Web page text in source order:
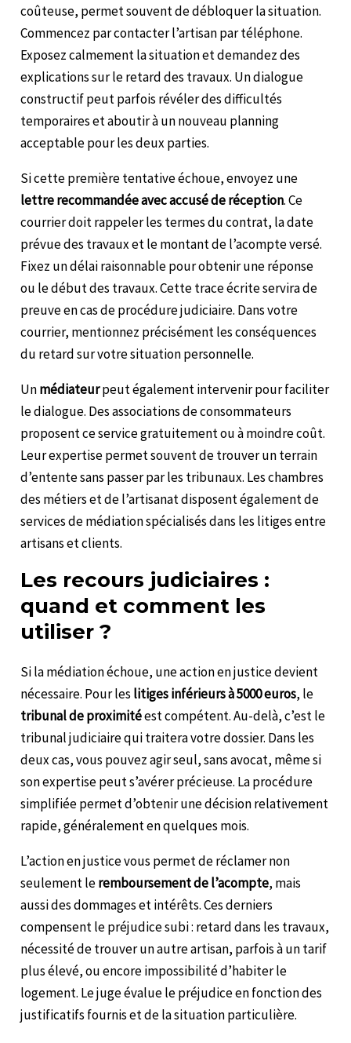
coûteuse, permet souvent de débloquer la situation.
Commencez par contacter l’artisan par téléphone.
Exposez calmement la situation et demandez des
explications sur le retard des travaux. Un dialogue
constructif peut parfois révéler des difficultés
temporaires et aboutir à un nouveau planning
acceptable pour les deux parties.
Si cette première tentative échoue, envoyez une
lettre recommandée avec accusé de réception. Ce
courrier doit rappeler les termes du contrat, la date
prévue des travaux et le montant de l’acompte versé.
Fixez un délai raisonnable pour obtenir une réponse
ou le début des travaux. Cette trace écrite servira de
preuve en cas de procédure judiciaire. Dans votre
courrier, mentionnez précisément les conséquences
du retard sur votre situation personnelle.
Unmédiateurpeut également intervenir pour faciliter
le dialogue. Des associations de consommateurs
proposent ce service gratuitement ou à moindre coût.
Leur expertise permet souvent de trouver un terrain
d’entente sans passer par les tribunaux. Les chambres
des métiers et de l’artisanat disposent également de
services de médiation spécialisés dans les litiges entre
artisans et clients.
Les recours judiciaires :
quand et comment les
utiliser ?
Si la médiation échoue, une action en justice devient
nécessaire. Pour les litiges inférieurs à 5000 euros, le
tribunal de proximitéest compétent. Au-delà, c’est le
tribunal judiciaire qui traitera votre dossier. Dans les
deux cas, vous pouvez agir seul, sans avocat, même si
son expertise peut s’avérer précieuse. La procédure
simplifiée permet d’obtenir une décision relativement
rapide, généralement en quelques mois.
L’action en justice vous permet de réclamer non
seulement leremboursement de l’acompte, mais
aussi des dommages et intérêts. Ces derniers
compensent le préjudice subi : retard dans les travaux,
nécessité de trouver un autre artisan, parfois à un tarif
plus élevé, ou encore impossibilité d’habiter le
logement. Le juge évalue le préjudice en fonction des
justificatifs fournis et de la situation particulière.